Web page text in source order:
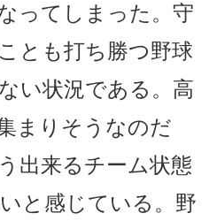
ってしまった。守
とも打ち勝つ野球
い状況である。高
まりそうなのだ
出来るチーム状態
と感じている。野